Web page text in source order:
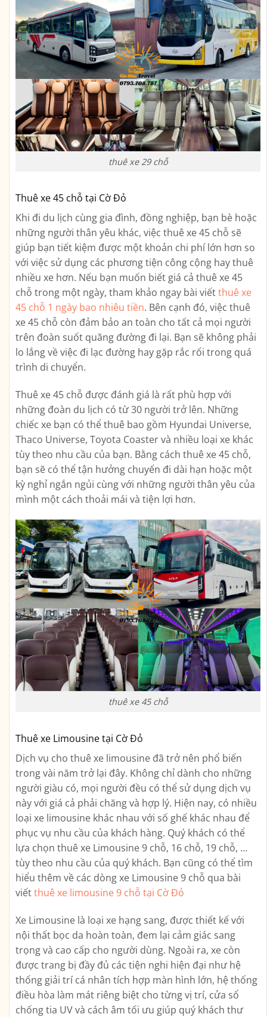
thuê xe 29 chỗ
Thuê xe 45 chỗ tại Cờ Đỏ
Khi đi du lịch cùng gia đình, đồng nghiệp, bạn bè hoặc
những người thân yêu khác, việc thuê xe 45 chỗ sẽ
giúp bạn tiết kiệm được một khoản chi phí lớn hơn so
với việc sử dụng các phương tiện công cộng hay thuê
nhiều xe hơn. Nếu bạn muốn biết giá cả thuê xe 45
chỗ trong một ngày, tham khảo ngay bài viếtthuê xe
45 chỗ 1 ngày bao nhiêu tiền. Bên cạnh đó, việc thuê
xe 45 chỗ còn đảm bảo an toàn cho tất cả mọi người
trên đoàn suốt quãng đường đi lại. Bạn sẽ không phải
lo lắng về việc đi lạc đường hay gặp rắc rối trong quá
trình di chuyển.
Thuê xe 45 chỗ được đánh giá là rất phù hợp với
những đoàn du lịch có từ 30 người trở lên. Những
chiếc xe bạn có thể thuê bao gồm Hyundai Universe,
Thaco Universe, Toyota Coaster và nhiều loại xe khác
tùy theo nhu cầu của bạn. Bằng cách thuê xe 45 chỗ,
bạn sẽ có thể tận hưởng chuyến đi dài hạn hoặc một
kỳ nghỉ ngắn ngủi cùng với những người thân yêu của
mình một cách thoải mái và tiện lợi hơn.
thuê xe 45 chỗ
Thuê xe Limousine tại Cờ Đỏ
Dịch vụ cho thuê xe limousine đã trở nên phổ biến
trong vài năm trở lại đây. Không chỉ dành cho những
người giàu có, mọi người đều có thể sử dụng dịch vụ
này với giá cả phải chăng và hợp lý. Hiện nay, có nhiều
loại xe limousine khác nhau với số ghế khác nhau để
phục vụ nhu cầu của khách hàng. Quý khách có thể
lựa chọn thuê xe Limousine 9 chỗ, 16 chỗ, 19 chỗ, …
tùy theo nhu cầu của quý khách. Bạn cũng có thể tìm
hiểu thêm về các dòng xe Limousine 9 chỗ qua bài
viếtthuê xe limousine 9 chỗ tại Cờ Đỏ
Xe Limousine là loại xe hạng sang, được thiết kế với
nội thất bọc da hoàn toàn, đem lại cảm giác sang
trọng và cao cấp cho người dùng. Ngoài ra, xe còn
được trang bị đầy đủ các tiện nghi hiện đại như hệ
thống giải trí cá nhân tích hợp màn hình lớn, hệ thống
điều hòa làm mát riêng biệt cho từng vị trí, cửa sổ
chống tia UV và cách âm tối ưu giúp quý khách thư